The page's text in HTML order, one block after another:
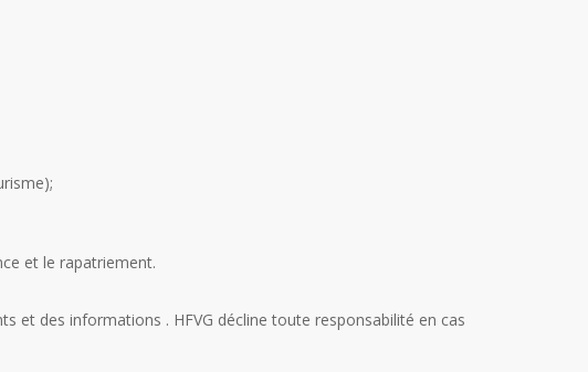
et le rapatriement.
et des informations . HFVG décline toute responsabilité en cas